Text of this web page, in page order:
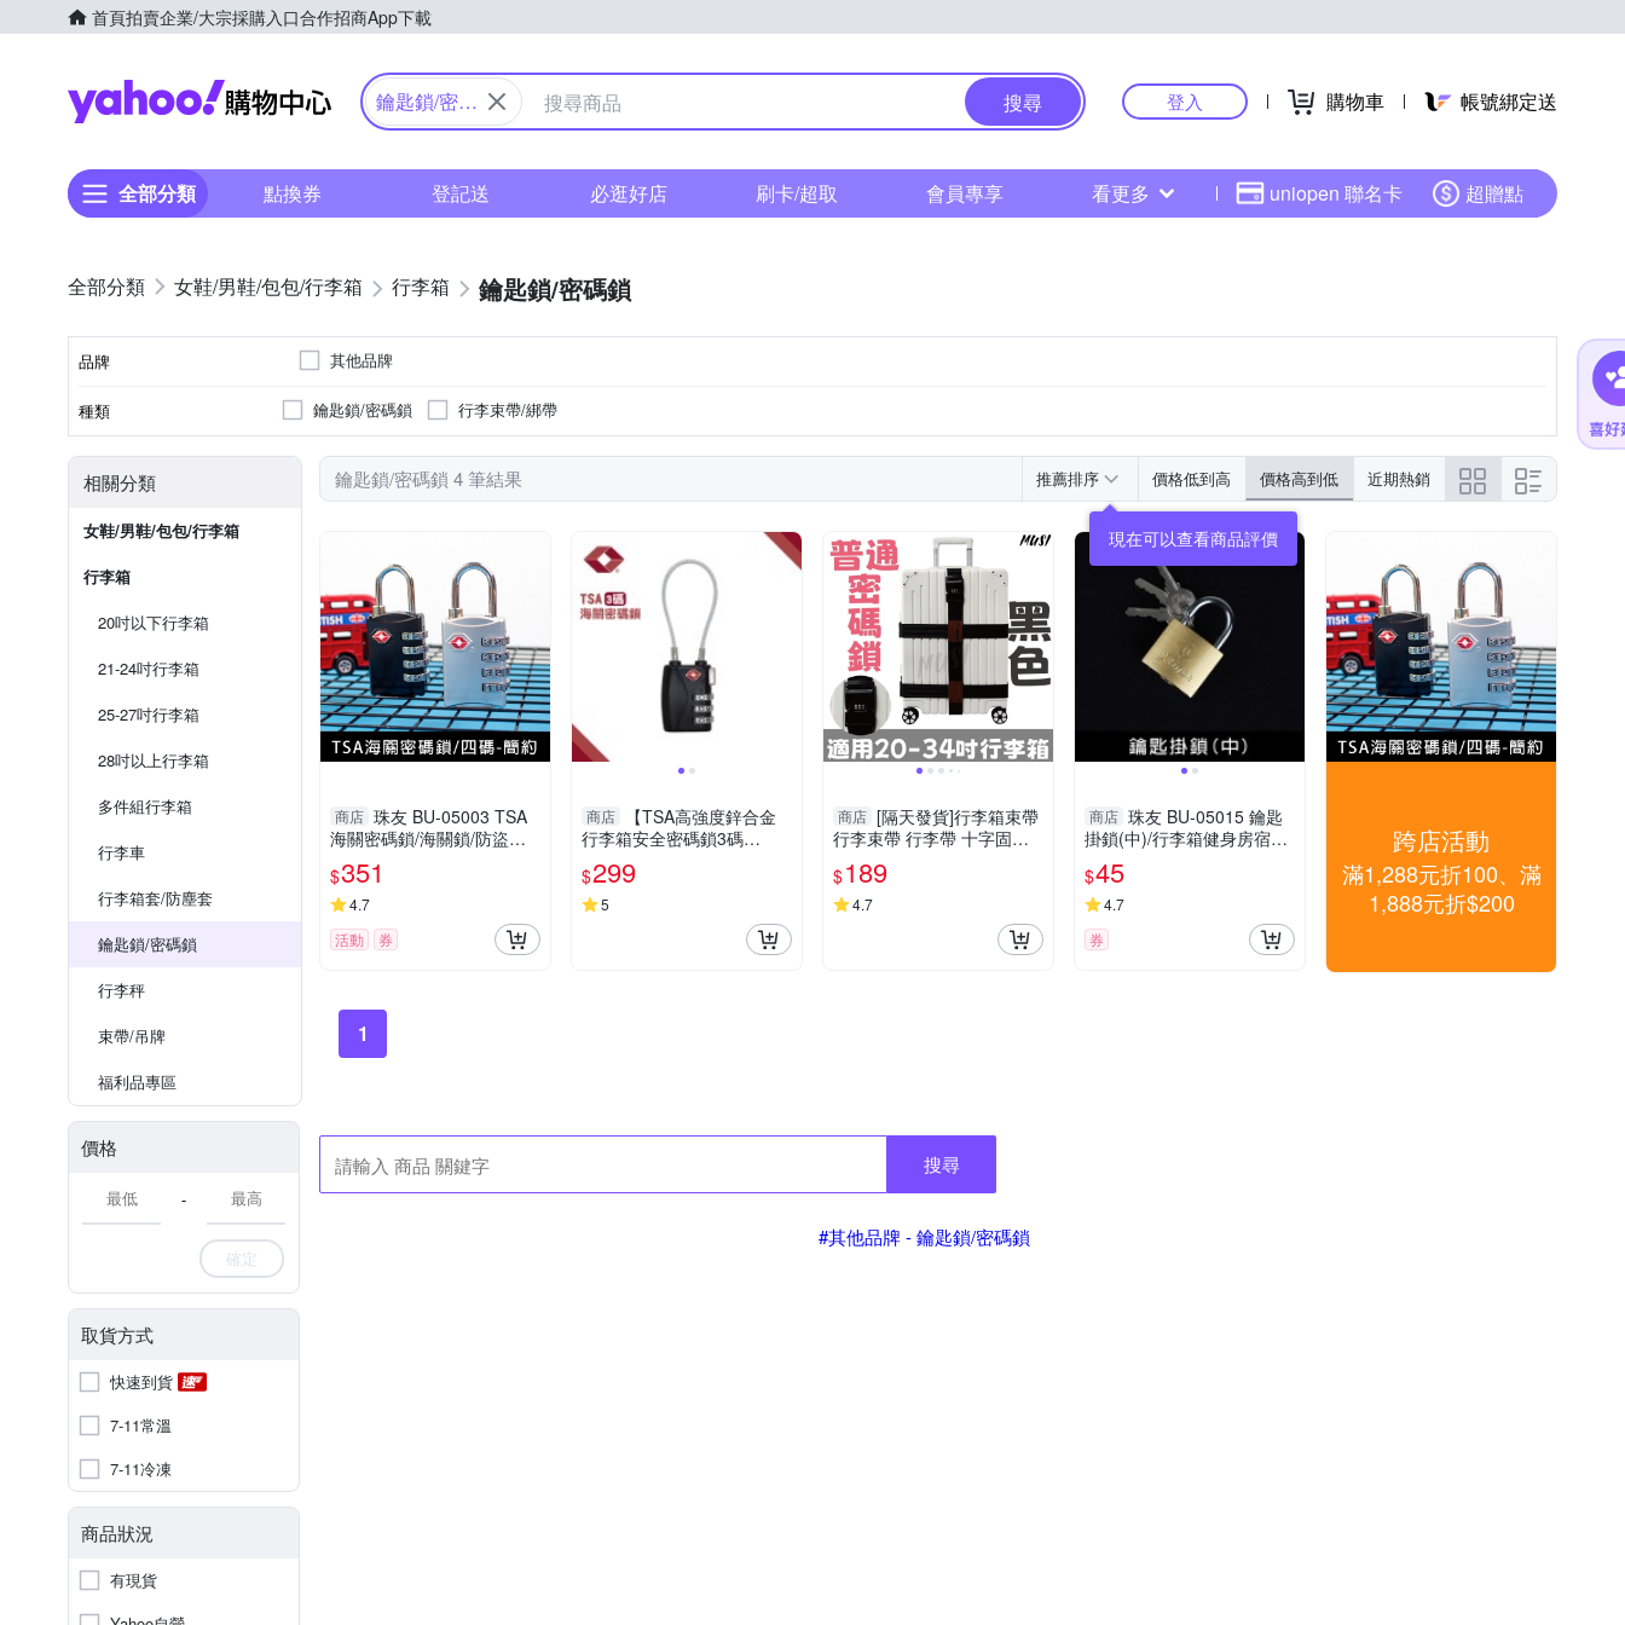
首頁拍賣企業/大宗採購入口合作招商App下載
Yahoo購物中心
鑰匙鎖/密碼
搜尋 登入 購物車 帳號綁定送
全部分類 點換券 登記送 必逛好店 刷卡/超取 會員專享 看更多 uniopen 聯名卡 超贈點
女鞋/男鞋/包包/行李箱 行李箱 鑰匙鎖/密碼鎖
品牌 其他品牌
種類 鑰匙鎖/密碼鎖 行李束帶/綁帶
相關分類
女鞋/男鞋/包包/行李箱
行李箱
20吋以下行李箱
21-24吋行李箱
25-27吋行李箱
28吋以上行李箱
多件組行李箱
行李車
行李箱套/防塵套
鑰匙鎖/密碼鎖
行李秤
束帶/吊牌
福利品專區
價格
-
確定
取貨方式
快速到貨
7-11常溫
7-11冷凍
商品狀況
有現貨
鑰匙鎖/密碼鎖 4 筆結果 推薦排序 價格低到高 價格高到低 近期熱銷
現在可以查看商品評價
商店 珠友 BU-05003 TSA
海關密碼鎖/海關鎖/防盜鎖/
行李箱掛鎖/四碼-簡約
$351
4.7
活動
券
商店
【TSA高強度鋅合金
行李箱安全密碼鎖3碼
《黑》】8SGTSA7191/防盜
鎖/海關鎖/行李鎖
$299
5
商店 [隔天發貨]行李箱束帶
行李束帶 行李帶 十字固定
+密碼鎖 行李綁帶 行李固定
帶 旅行必備
$189
4.7
商店 珠友 BU-05015 鑰匙
掛鎖(中)/行李箱健身房宿舍
置物櫃鎖/鎖頭/門鎖-附3把
鑰匙
$45
4.7
券
跨店活動
滿1,288元折100、滿
1,888元折$200
1
搜尋
#其他品牌 - 鑰匙鎖/密碼鎖